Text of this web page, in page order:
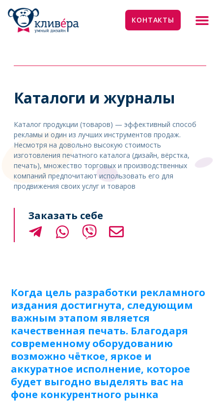
КОНТАКТЫ
Каталоги и журналы
Каталог продукции (товаров) — эффективный способ
рекламы и один из лучших инструментов продаж.
Несмотря на довольно высокую стоимость
изготовления печатного каталога (дизайн, вёрстка,
печать), множество торговых и производственных
компаний предпочитают использовать его для
продвижения своих услуг и товаров
Заказать себе
Когда цель разработки рекламного
издания достигнута, следующим
важным этапом является
качественная печать. Благодаря
современному оборудованию
возможно чёткое, яркое и
аккуратное исполнение, которое
будет выгодно выделять вас на
фоне конкурентного рынка